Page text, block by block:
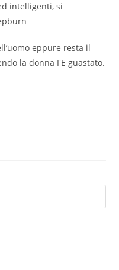
intelligenti, si
eppure resta il
la donna ГЁ guastato.